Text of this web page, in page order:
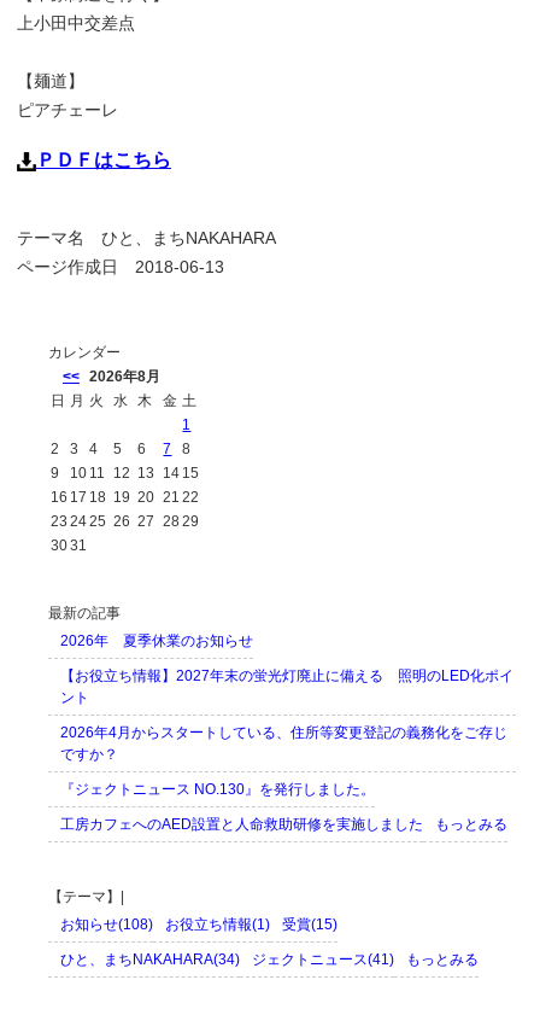
上小田中交差点
【麺道】
ピアチェーレ
ＰＤＦはこちら
テーマ名 ひと、まちNAKAHARA
ページ作成日 2018-06-13
カレンダー
<<
2026年8月
日 月 火 水 木 金 土
1
2
3 4 5 6 7
8
9
10 11 12 13 14 15
16 17 18 19 20 21 22
23 2425 26 27 2829
3031
最新の記事
2026年 夏季休業のお知らせ
【お役立ち情報】2027年末の蛍光灯廃止に備える 照明のLED化ポイ
ント
2026年4月からスタートしている、住所等変更登記の義務化をご存じ
ですか？
『ジェクトニュース NO.130』を発行しました。
工房カフェへのAED設置と人命救助研修を実施しました もっとみる
【テーマ】|
お知らせ(108)
お役立ち情報(1) 受賞(15)
ひと、まちNAKAHARA(34) ジェクトニュース(41) もっとみる